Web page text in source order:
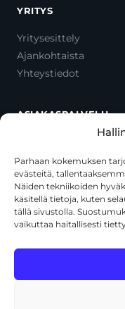
Parhaan kokemuksen
evästeitä,
Näiden tekniikoiden
käsitellä tietoja, kuten
tällä sivustolla.
vaikuttaa haitallisesti
YRITYS
Yritysesittely
Ajankohtaista
Yhteystiedot
ASIAKASPALVELU
Oma tili
Maksutavat
Toimitustavat
Usein kysytyt
+358 44 270 3795